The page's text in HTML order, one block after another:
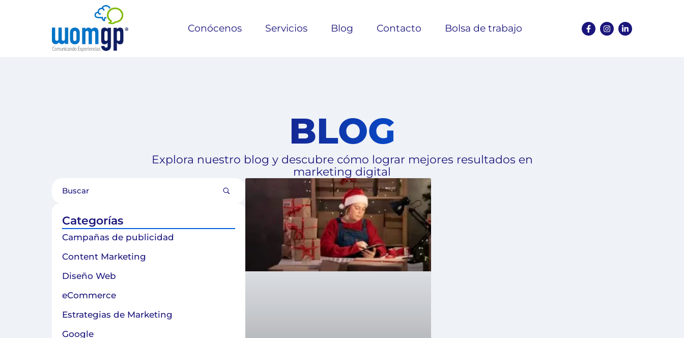
Conócenos Servicios Blog Contacto Bolsa de trabajo
BLOG
Explora nuestro blog y descubre cómo lograr mejores resultados en
marketing digital
Categorías
Campañas de publicidad
Content Marketing
Diseño Web
eCommerce
Estrategias de Marketing
Google